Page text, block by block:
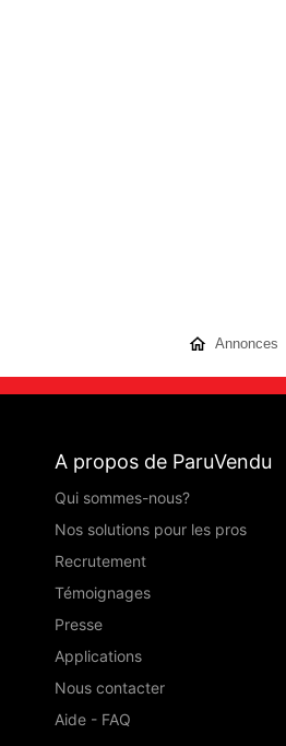
Annonces
A propos de ParuVendu
Qui sommes-nous?
Nos solutions pour les pros
Recrutement
Témoignages
Presse
Applications
Nous contacter
Aide - FAQ